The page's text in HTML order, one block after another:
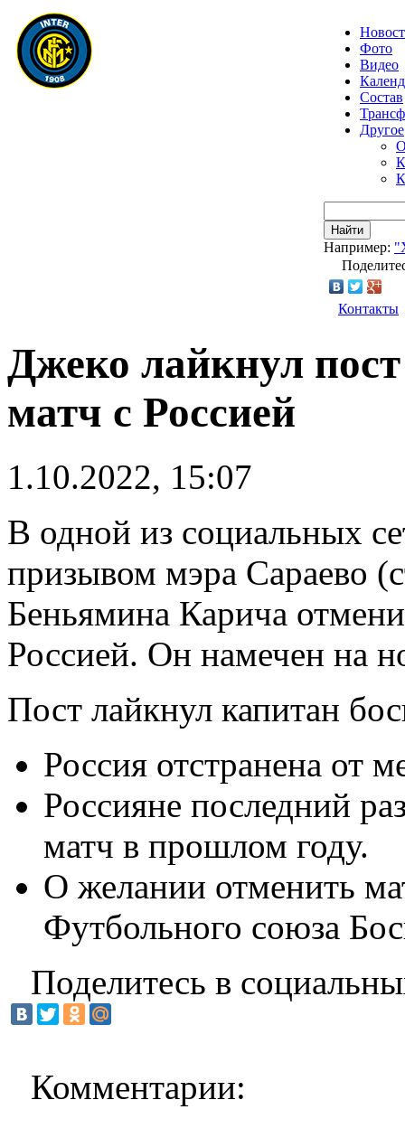
Фото
Видео
Состав
Другое
Найти
Например:
Контакты
Джеко лайкнул
матч с Россией
1.10.2022, 15:07
В одной из социальных
призывом мэра Сараево
Беньямина Карича
Россией. Он намечен на
Пост лайкнул капитан
Россия отстранена от
Россияне последний
матч в прошлом году.
О желании отменить
Футбольного союза
Поделитесь в
Комментарии: